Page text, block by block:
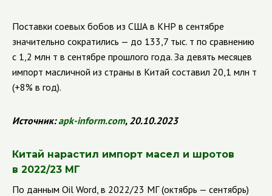
Поставки соевых бобов из США в КНР в сентябре
значительно сократились — до 133,7 тыс. т по сравнению
с 1,2 млн т в сентябре прошлого года. За девять месяцев
импорт масличной из страны в Китай составил 20,1 млн т
(+8% в год).
Источник:apk-inform.com, 20.10.2023
Китай нарастил импорт масел и шротов
в 2022/23 МГ
По данным Oil Word, в 2022/23 МГ (октябрь — сентябрь)